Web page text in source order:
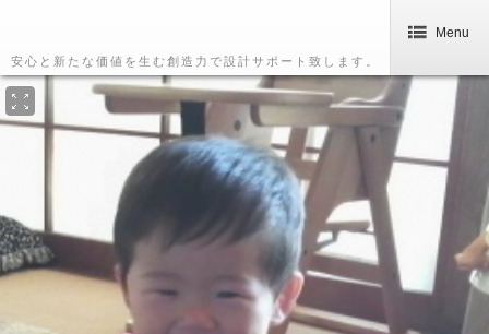
安心と新たな価値を生む創造力で設計サポート致します。
Menu